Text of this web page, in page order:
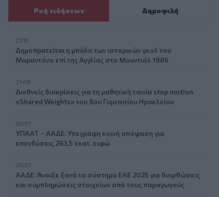
Ροή ειδήσεων Δημοφιλή
21:11
Δημοπρατείται η μπάλα των ιστορικών γκολ του
Μαραντόνα επί της Αγγλίας στο Μουντιάλ 1986
21:08
Διεθνείς διακρίσεις για τη μαθητική ταινία stop motion
«Shared Weights» του 8ου Γυμνασίου Ηρακλείου
20:57
ΥΠΑΑΤ – ΑΑΔΕ: Υπεγράφη κοινή απόφαση για
επενδύσεις 263,5 εκατ. ευρώ
20:57
ΑΑΔΕ: Άνοιξε ξανά το σύστημα ΕΑΕ 2025 για διορθώσεις
και συμπληρώσεις στοιχείων από τους παραγωγούς